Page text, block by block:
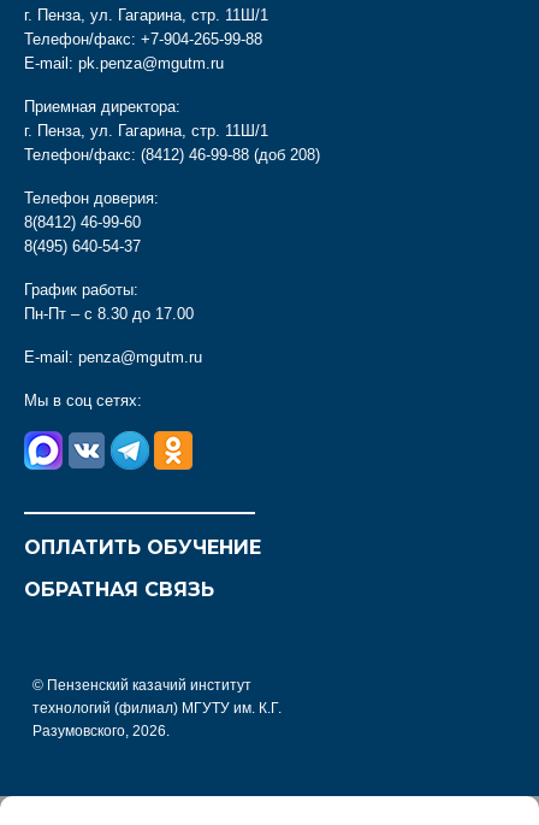
г. Пенза, ул. Гагарина, стр. 11Ш/1
Телефон/факс: +7-904-265-99-88
E-mail: pk.penza@mgutm.ru
Приемная директора:
г. Пенза, ул. Гагарина, стр. 11Ш/1
Телефон/факс: (8412) 46-99-88 (доб 208)
Телефон доверия:
8(8412) 46-99-60
8(495) 640-54-37
График работы:
Пн-Пт – с 8.30 до 17.00
E-mail: penza@mgutm.ru
Мы в соц сетях:
ОПЛАТИТЬ ОБУЧЕНИЕ
ОБРАТНАЯ СВЯЗЬ
© Пензенский казачий институт
технологий (филиал) МГУТУ им. К.Г.
Разумовского, 2026.